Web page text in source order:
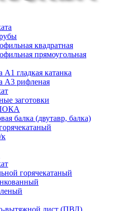
квадратная
прямоугольная
А1 гладкая катанка
А3 рифленая
заготовки
балка (двутавр, балка)
к
горячекатаный
вытяжной лист (ПВЛ)